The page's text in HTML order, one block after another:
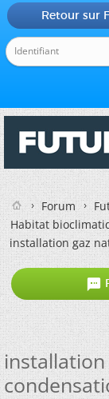
Retour sur
Forum
Habitat
installation gaz
